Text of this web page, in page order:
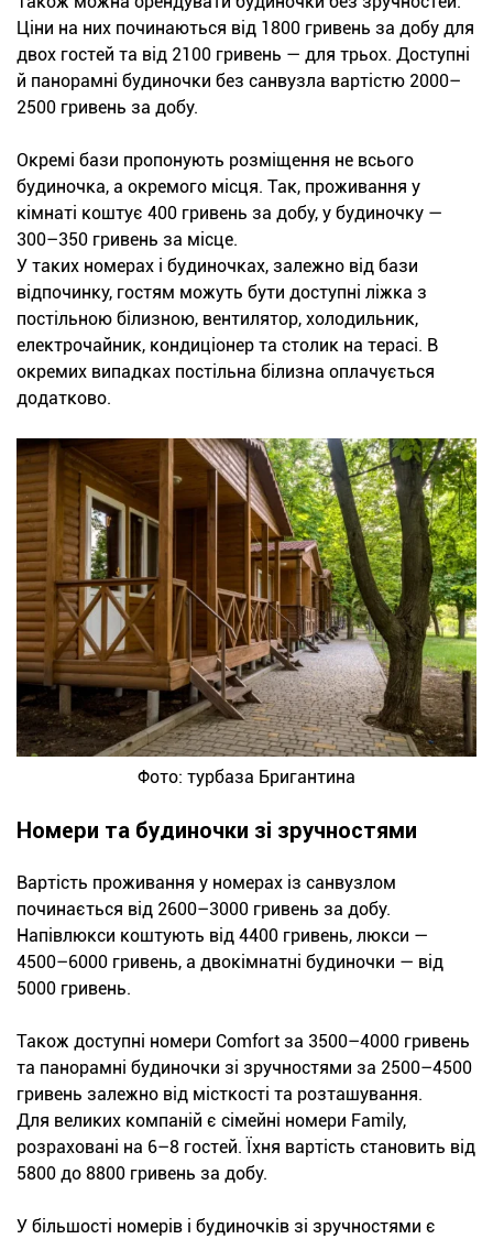
Ціни на них починаються від 1800 гривень за добу для
двох гостей та від 2100 гривень — для трьох. Доступні
й панорамні будиночки без санвузла вартістю 2000–
2500 гривень за добу.
Окремі бази пропонують розміщення не всього
будиночка, а окремого місця. Так, проживання у
кімнаті коштує 400 гривень за добу, у будиночку —
300–350 гривень за місце.
У таких номерах і будиночках, залежно від бази
відпочинку, гостям можуть бути доступні ліжка з
постільною білизною, вентилятор, холодильник,
електрочайник, кондиціонер та столик на терасі. В
окремих випадках постільна білизна оплачується
додатково.
Фото: турбаза Бригантина
Номери та будиночки зі зручностями
Вартість проживання у номерах із санвузлом
починається від 2600–3000 гривень за добу.
Напівлюкси коштують від 4400 гривень, люкси —
4500–6000 гривень, а двокімнатні будиночки — від
5000 гривень.
Також доступні номери Comfort за 3500–4000 гривень
та панорамні будиночки зі зручностями за 2500–4500
гривень залежно від місткості та розташування.
Для великих компаній є сімейні номери Family,
розраховані на 6–8 гостей. Їхня вартість становить від
5800 до 8800 гривень за добу.
У більшості номерів і будиночків зі зручностями є